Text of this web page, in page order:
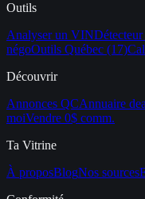
Outils
Analyser un VINDétecteur
négoOutils Québec (17)
Découvrir
Annonces QCAnnuaire
moiVendre 0$ comm.
Ta Vitrine
À proposBlogNos sources